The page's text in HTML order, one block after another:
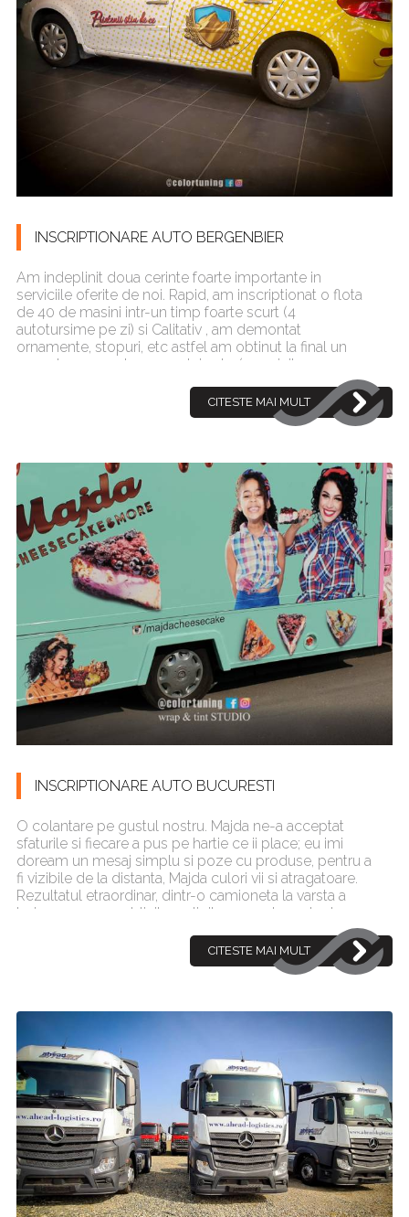
INSCRIPTIONARE AUTO BERGENBIER
Am indeplinit doua cerinte foarte importante in
serviciile oferite de noi. Rapid, am inscriptionat o flota
de 40 de masini intr-un timp foarte scurt (4
autotursime pe zi) si Calitativ , am demontat
ornamente, stopuri, etc astfel am obtinut la final un
aspect asemanator vopselei auto (marginile
CITESTE MAI MULT
INSCRIPTIONARE AUTO BUCURESTI
O colantare pe gustul nostru. Majda ne-a acceptat
sfaturile si fiecare a pus pe hartie ce ii place; eu imi
doream un mesaj simplu si poze cu produse, pentru a
fi vizibile de la distanta, Majda culori vii si atragatoare.
Rezultatul etraordinar, dintr-o camioneta la varsta a
treia un panou publicitar sclipitor care atrage toate
CITESTE MAI MULT